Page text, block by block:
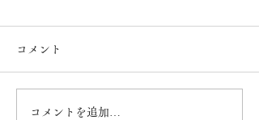
コメント
コメントを追加…